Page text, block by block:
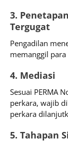
3.
Tergugat
Pengadilan
memanggil
4. Mediasi
Sesuai PERMA
perkara, wajib
perkara
5. Tahapan